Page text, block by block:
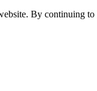
By continuing